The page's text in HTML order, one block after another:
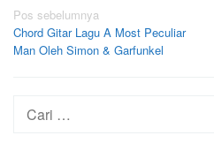
Navigasi
pos
Pos sebelumnya
Chord Gitar Lagu A Most Peculiar
Man Oleh Simon & Garfunkel
Cari
untuk: